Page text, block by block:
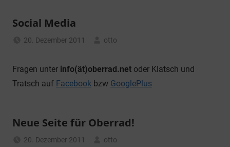
Social Media
20. Dezember 2011
otto
Fragen unter info(ät)oberrad.net oder Klatsch und
Tratsch auf Facebook bzw GooglePlus
Neue Seite für Oberrad!
20. Dezember 2011 otto